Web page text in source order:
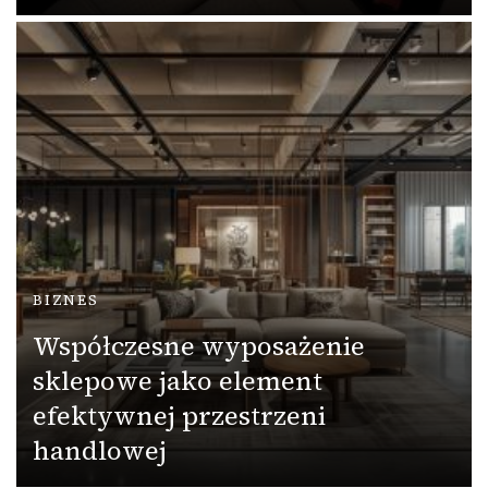
BIZNES
Współczesne wyposażenie
sklepowe jako element
efektywnej przestrzeni
handlowej